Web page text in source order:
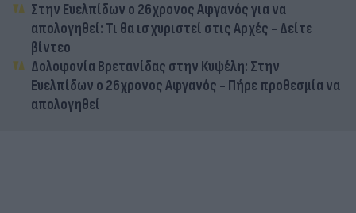
Στην Ευελπίδων ο 26χρονος Αφγανός για να
απολογηθεί: Τι θα ισχυριστεί στις Αρχές - Δείτε
βίντεο
Δολοφονία Βρετανίδας στην Κυψέλη: Στην
Ευελπίδων ο 26χρονος Αφγανός - Πήρε προθεσμία να
απολογηθεί